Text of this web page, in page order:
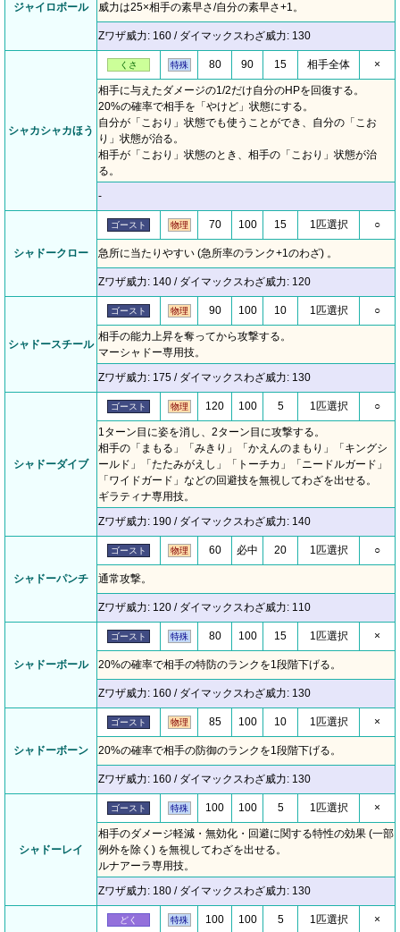
ジャイロボール 威力は25×相手の素早さ/自分の素早さ+1。
Zワザ威力: 160 / ダイマックスわざ威力: 130
シャカシャカほう
くさ 特殊 80 90 15 相手全体 ×
相手に与えたダメージの1/2だけ自分のHPを回復する。
20%の確率で相手を「やけど」状態にする。
自分が「こおり」状態でも使うことができ、自分の「こお
り」状態が治る。
相手が「こおり」状態のとき、相手の「こおり」状態が治
る。
-
シャドークロー
ゴースト 物理 70 100 15 1匹選択 ○
急所に当たりやすい (急所率のランク+1のわざ) 。
Zワザ威力: 140 / ダイマックスわざ威力: 120
シャドースチール
ゴースト 物理 90 100 10 1匹選択 ○
相手の能力上昇を奪ってから攻撃する。
マーシャドー専用技。
Zワザ威力: 175 / ダイマックスわざ威力: 130
シャドーダイブ
ゴースト 物理 120 100 5 1匹選択 ○
1ターン目に姿を消し、2ターン目に攻撃する。
相手の「まもる」「みきり」「かえんのまもり」「キングシ
ールド」「たたみがえし」「トーチカ」「ニードルガード」
「ワイドガード」などの回避技を無視してわざを出せる。
ギラティナ専用技。
Zワザ威力: 190 / ダイマックスわざ威力: 140
シャドーパンチ
ゴースト 物理 60 必中 20 1匹選択 ○
通常攻撃。
Zワザ威力: 120 / ダイマックスわざ威力: 110
シャドーボール
ゴースト 特殊 80 100 15 1匹選択 ×
20%の確率で相手の特防のランクを1段階下げる。
Zワザ威力: 160 / ダイマックスわざ威力: 130
シャドーボーン
ゴースト 物理 85 100 10 1匹選択 ×
20%の確率で相手の防御のランクを1段階下げる。
Zワザ威力: 160 / ダイマックスわざ威力: 130
シャドーレイ
ゴースト 特殊 100 100 5 1匹選択 ×
相手のダメージ軽減・無効化・回避に関する特性の効果 (一部
例外を除く) を無視してわざを出せる。
ルナアーラ専用技。
Zワザ威力: 180 / ダイマックスわざ威力: 130
どく 特殊 100 100 5 1匹選択 ×